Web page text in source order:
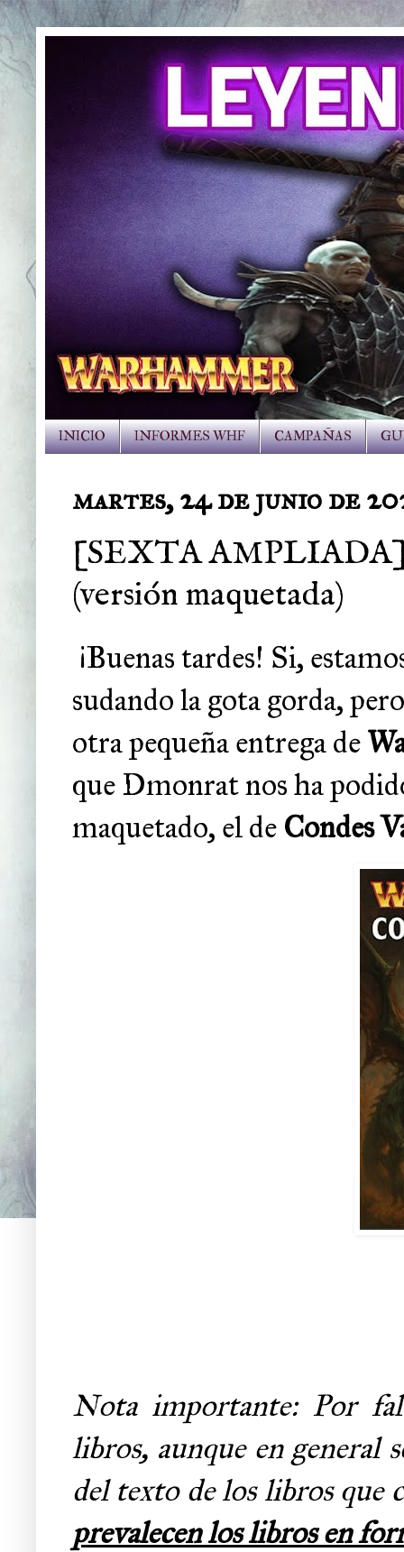
INICIO INFORMES WHF CAMPAÑAS
martes, 24 de junio de
[SEXTA AMPLIADA]
(versión maquetada)
¡Buenas tardes! Si,
sudando la gota gorda,
otra pequeña entrega de
que Dmonrat nos ha
maquetado, el de Condes
Nota importante: Por
libros, aunque en general
del texto de los libros que
prevalecen los libros en